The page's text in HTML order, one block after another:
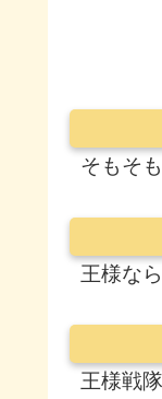
そもそ
王様な
王様戦